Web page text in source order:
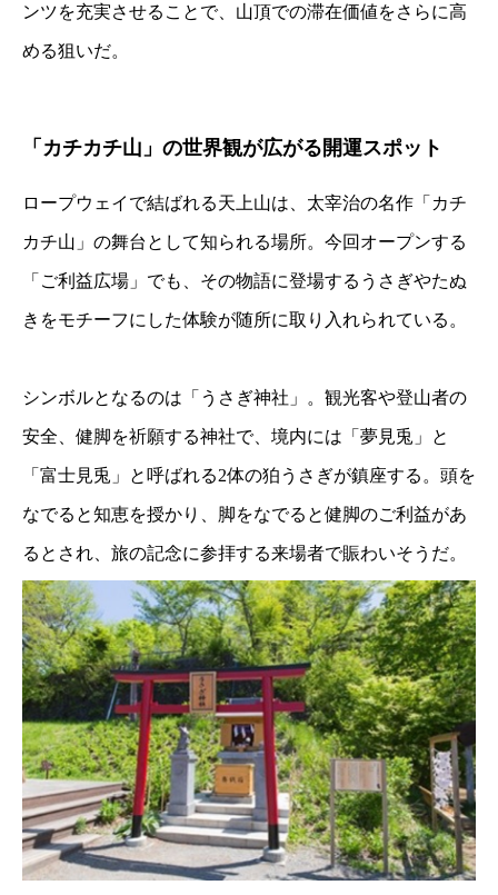
ンツを充実させることで、山頂での滞在価値をさらに高
める狙いだ。
「カチカチ山」の世界観が広がる開運スポット
ロープウェイで結ばれる天上山は、太宰治の名作「カチ
カチ山」の舞台として知られる場所。今回オープンする
「ご利益広場」でも、その物語に登場するうさぎやたぬ
きをモチーフにした体験が随所に取り入れられている。
シンボルとなるのは「うさぎ神社」。観光客や登山者の
安全、健脚を祈願する神社で、境内には「夢見兎」と
「富士見兎」と呼ばれる2体の狛うさぎが鎮座する。頭を
なでると知恵を授かり、脚をなでると健脚のご利益があ
るとされ、旅の記念に参拝する来場者で賑わいそうだ。